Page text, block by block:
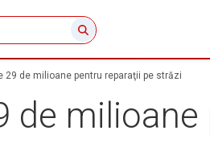
29 de milioane pentru reparaţii pe străzi
de